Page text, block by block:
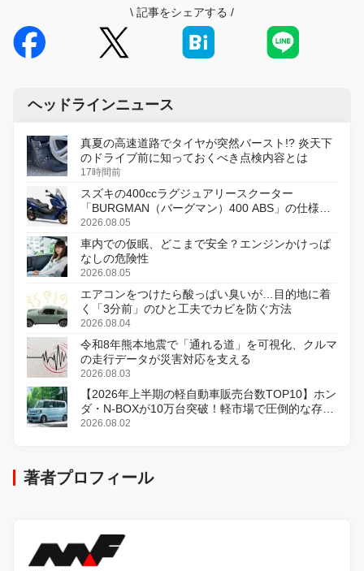
\ 記事をシェアする /
ヘッドラインニュース
真夏の高速道路でタイヤが突然バースト!? 炎天下
のドライブ前に知っておくべき点検内容とは
17時間前
スズキの400ccラグジュアリースクーター
「BURGMAN（バーグマン）400 ABS」の仕様を
変更し、8月18日に発売
2026.08.05
車内での仮眠、どこまで安全？エンジンかけっぱ
なしの危険性
2026.08.05
エアコンをつけたら酸っぱい臭いが…目的地に着
く「3分前」のひと工夫でカビを防ぐ方法
2026.08.04
令和8年熊本地震で「通れる道」を可視化、クルマ
の走行データが災害対応を支える
2026.08.03
【2026年上半期の軽自動車販売台数TOP10】ホン
ダ・N-BOXが10万台突破！軽市場で圧倒的な存在
感
2026.08.02
著者プロフィール